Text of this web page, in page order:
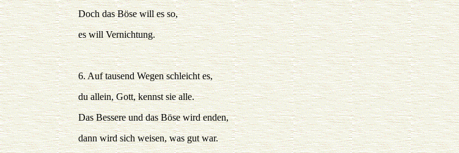
Doch das Böse will es so,
es will Vernichtung.
6. Auf tausend Wegen schleicht es,
du allein, Gott, kennst sie alle.
Das Bessere und das Böse wird enden,
dann wird sich weisen, was gut war.